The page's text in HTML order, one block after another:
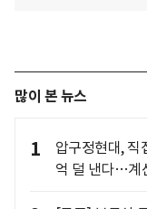
많이 본 뉴스
1
압구정현대, 직
억 덜 낸다…계